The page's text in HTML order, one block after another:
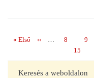
Első
« Első
Előző
‹‹ … Page
8 Page
9
Page
15
Keresés a weboldalon